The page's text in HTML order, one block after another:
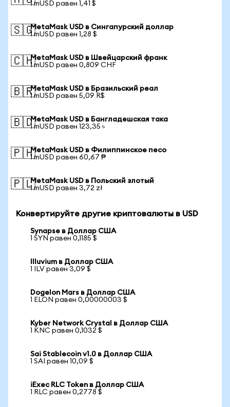
1 mUSD равен 1,41 $
🇸🇬MetaMask USD в Сингапурский доллар
1 mUSD равен 1,28 $
🇨🇭MetaMask USD в Швейцарский франк
1 mUSD равен 0,809 CHF
🇧🇷MetaMask USD в Бразильский реал
1 mUSD равен 5,09 R$
🇧🇩MetaMask USD в Бангладешская така
1 mUSD равен 123,35 ৳
🇵🇭MetaMask USD в Филиппинское песо
1 mUSD равен 60,67 ₱
🇵🇱MetaMask USD в Польский злотый
1 mUSD равен 3,72 zł
Конвертируйте другие криптовалюты в USD
Synapse в Доллар США
1 SYN равен 0,1185 $
Illuvium в Доллар США
1 ILV равен 3,09 $
Dogelon Mars в Доллар США
1 ELON равен 0,00000003 $
Kyber Network Crystal в Доллар США
1 KNC равен 0,1032 $
Sai Stablecoin v1.0 в Доллар США
1 SAI равен 10,09 $
iExec RLC Token в Доллар США
1 RLC равен 0,2778 $